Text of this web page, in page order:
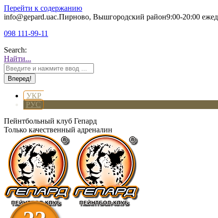
Перейти к содержанию
info@gepard.uaс.Пирново, Вышгородский район9:00-20:00
098 111-99-11
Search:
Найти...
УКР
РУС
Пейнтбольный клуб Гепард
Только качественный адреналин